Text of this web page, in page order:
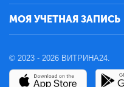
МОЯ УЧЕТНАЯ ЗАПИСЬ
© 2023 - 2026 ВИТРИНА24.